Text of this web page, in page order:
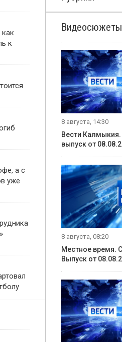
как
к
а с
уже
Видеосюжеты
8 августа, 14:30
Вести
выпуск от
8 августа, 08:20
Местное время.
Выпуск от